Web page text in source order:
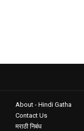
About - Hindi Gatha
Contact Us
मराठी निबंध